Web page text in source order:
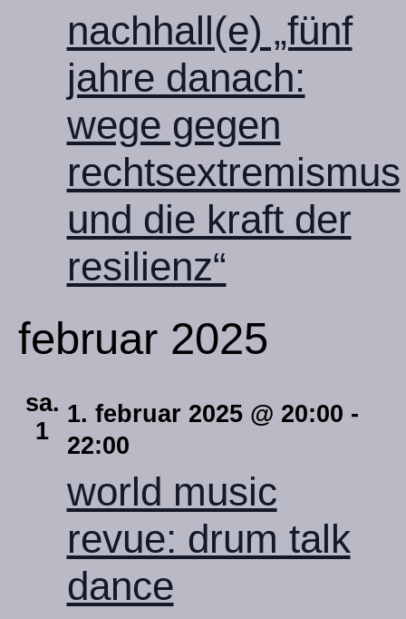
nachhall(e) „fünf
jahre danach:
wege gegen
rechtsextremismus
und die kraft der
resilienz“
februar 2025
sa.
1
world music
revue: drum talk
dance
1. februar 2025 @ 20:00 -
22:00